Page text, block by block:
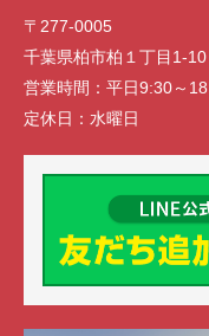
〒277-0005
千葉県柏市柏１丁目1-10
営業時間： 平日9:30～
定休日： 水曜日